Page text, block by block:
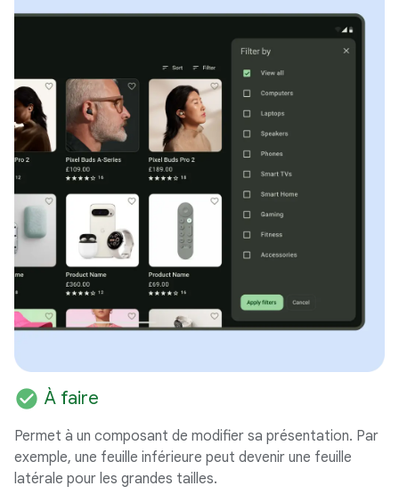
check_circle À faire
Permet à un composant de modifier sa présentation. Par
exemple, une feuille inférieure peut devenir une feuille
latérale pour les grandes tailles.